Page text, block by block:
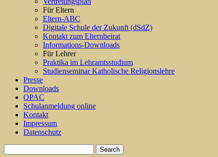
Für Eltern
Eltern-ABC
Digitale Schule der Zukunft (dSdZ)
Kontakt zum Elternbeirat
Informations-Downloads
Für Lehrer
Praktika im Lehramtsstudium
Studienseminar Katholische Religionslehre
Presse
Downloads
OPAC
Schulanmeldung online
Kontakt
Impressum
Datenschutz